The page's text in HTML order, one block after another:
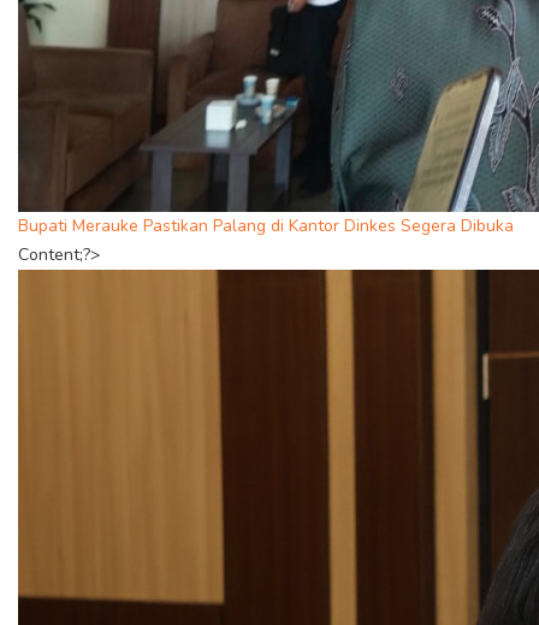
Bupati Merauke Pastikan Palang di Kantor Dinkes Segera Dibuka
Content;?>